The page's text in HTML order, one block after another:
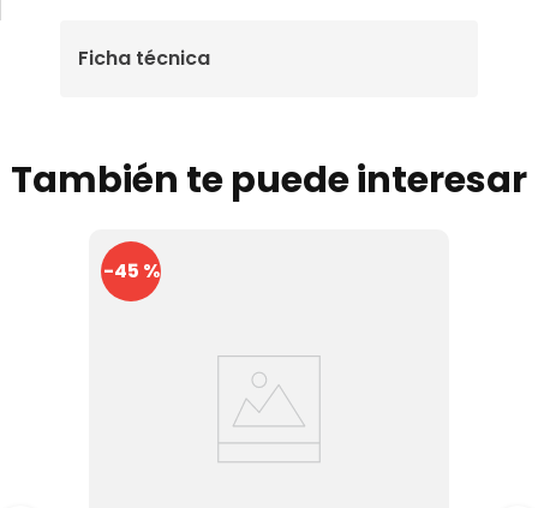
Ficha técnica
También te puede interesar
-45 %